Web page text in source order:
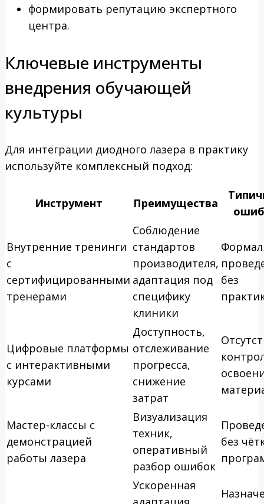
формировать репутацию экспертного
центра.
Ключевые инструменты
внедрения обучающей
культуры
Для интеграции диодного лазера в практику
используйте комплексный подход:
Инструмент Преимущества
Внутренние тренинги
с
сертифицированными
тренерами
Соблюдение
стандартов
производителя,
адаптация под
специфику
клиники
без
Цифровые платформы
с интерактивными
курсами
Доступность,
отслеживание
прогресса,
снижение
затрат
Мастер-классы с
демонстрацией
работы лазера
Визуализация
техник,
оперативный
разбор ошибок
без
Ускоренная